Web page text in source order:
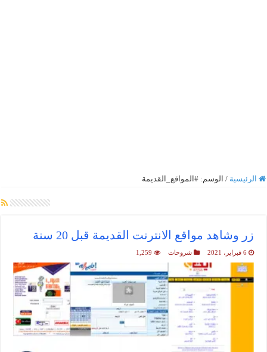
الرئيسية / الوسم: #المواقع_القديمة
زر وشاهد مواقع الانترنت القديمة قبل 20 سنة
6 فبراير، 2021 شروحات 1,259